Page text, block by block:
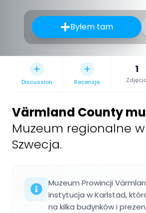
Byłem tam
Discussion Recenzje
1
Värmland County
Muzeum regionalne
Szwecja.
Muzeum Prowincji
instytucja w Karlstad,
na kilka budynków i